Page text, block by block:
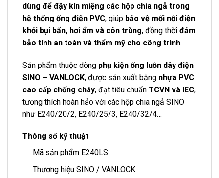
dùng để đậy kín miệng các hộp chia ngả trong
hệ thống ống điện PVC, giúp bảo vệ mối nối điện
khỏi bụi bẩn, hơi ẩm và côn trùng, đồng thời đảm
bảo tính an toàn và thẩm mỹ cho công trình.
Sản phẩm thuộc dòng phụ kiện ống luồn dây điện
SINO – VANLOCK, được sản xuất bằng nhựa PVC
cao cấp chống cháy, đạt tiêu chuẩn TCVN và IEC,
tương thích hoàn hảo với các hộp chia ngả SINO
như E240/20/2, E240/25/3, E240/32/4…
Thông số kỹ thuật
Mã sản phẩm E240LS
Thương hiệu SINO / VANLOCK